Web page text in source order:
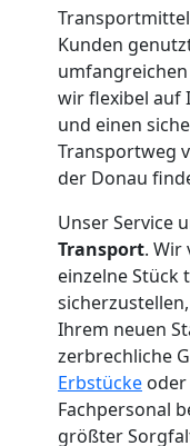
Kunden
wir flexibel auf
und einen
Transportweg
der Donau
Unser Service
Transport. Wir
einzelne
Ihrem neuen
zerbrechliche
Erbstücke
Fachpersonal
größter
Feldkirch
Feldkirch
Umzug